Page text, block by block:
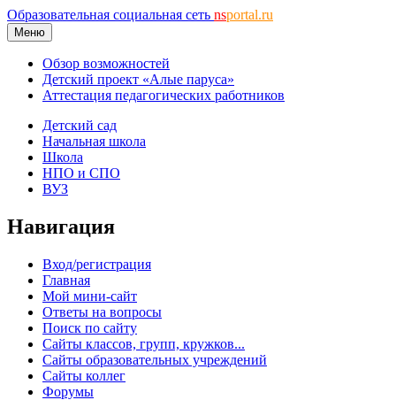
Образовательная социальная сеть nsportal.ru
Меню
Обзор возможностей
Детский проект «Алые паруса»
Аттестация педагогических работников
Детский сад
Начальная школа
Школа
НПО и СПО
ВУЗ
Навигация
Вход/регистрация
Главная
Мой мини-сайт
Ответы на вопросы
Поиск по сайту
Сайты классов, групп, кружков...
Сайты образовательных учреждений
Сайты коллег
Форумы